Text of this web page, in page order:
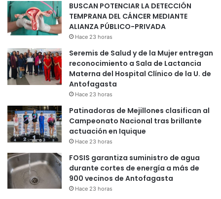
BUSCAN POTENCIAR LA DETECCIÓN
TEMPRANA DEL CÁNCER MEDIANTE
ALIANZA PÚBLICO-PRIVADA
Hace 23 horas
Seremis de Salud y de la Mujer entregan
reconocimiento a Sala de Lactancia
Materna del Hospital Clínico de la U. de
Antofagasta
Hace 23 horas
Patinadoras de Mejillones clasifican al
Campeonato Nacional tras brillante
actuación en Iquique
Hace 23 horas
FOSIS garantiza suministro de agua
durante cortes de energía a más de
900 vecinos de Antofagasta
Hace 23 horas